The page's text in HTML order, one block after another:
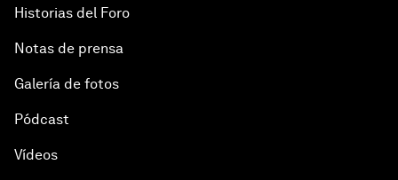
Historias del Foro
Notas de prensa
Galería de fotos
Pódcast
Vídeos